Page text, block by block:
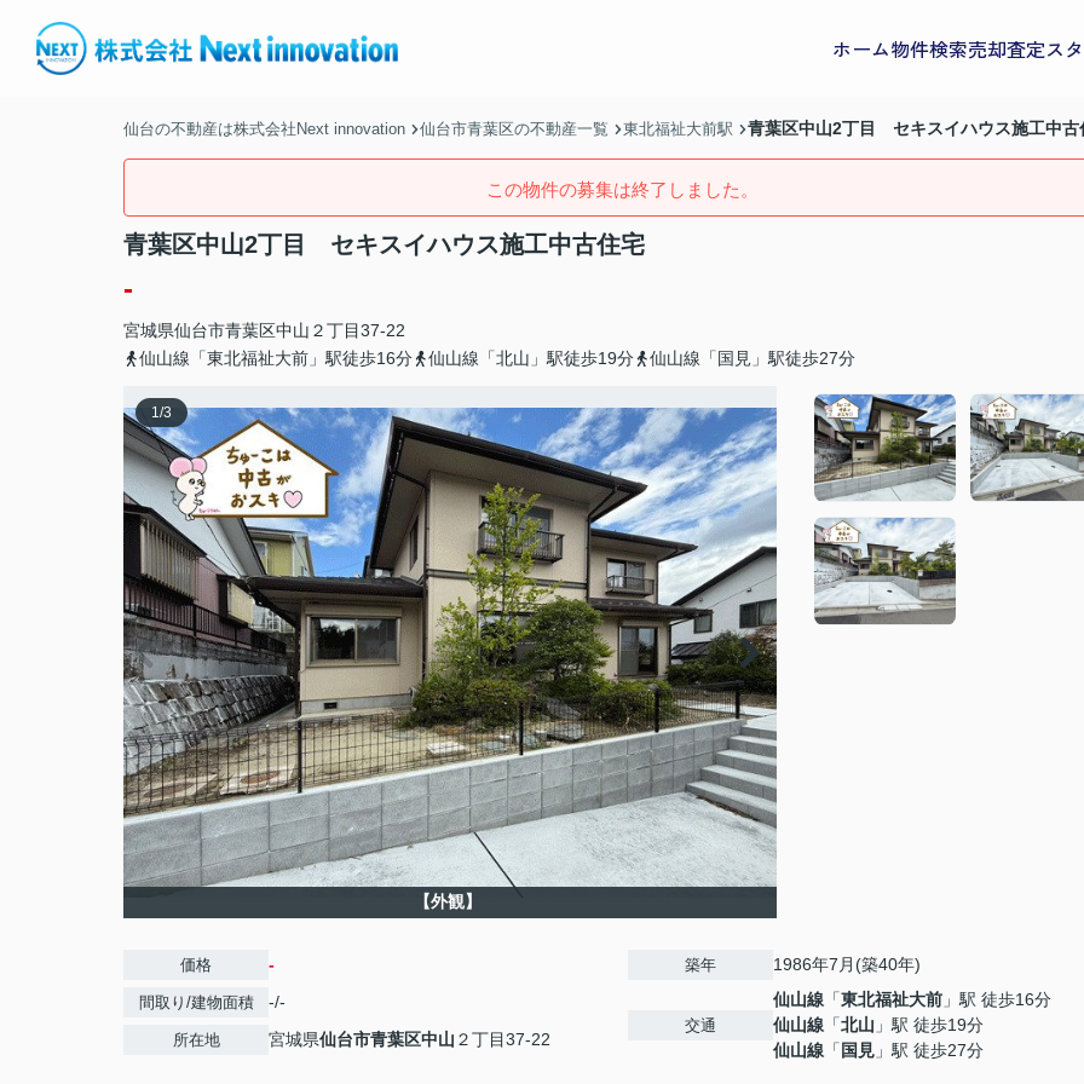
ホーム物件検索売却査定ス
仙台の不動産は株式会社Next innovation 仙台市青葉区の不動産一覧 東北福祉大前駅 青葉区中山2丁目 セキスイハウス施工中古
この物件の募集は終了しました。
青葉区中山2丁目 セキスイハウス施工中古住宅
-
宮城県仙台市青葉区中山 ２丁目37-22
仙山線「東北福祉大前」駅徒歩16分
仙山線「北山」駅徒歩19分 仙山線「国見」駅徒歩27分
1/3
【外観】
価格 -
間取り/建物面積 -/-
所在地 宮城県仙台市青葉区中山 ２丁目37-22
築年 1986年7月(築40年)
交通
仙山線 「東北福祉大前 」駅 徒歩16分
仙山線 「北山 」駅 徒歩19分
仙山線 「 国見 」駅 徒歩27分